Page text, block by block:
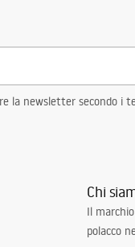
la newsletter secondo i
Chi
Il
polacco